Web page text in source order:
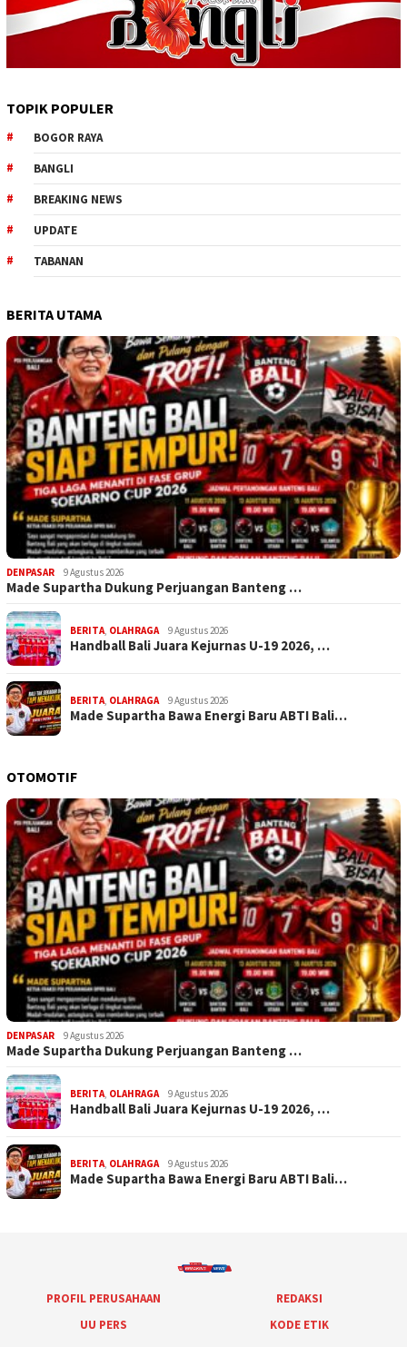
TOPIK POPULER
BOGOR RAYA
BANGLI
BREAKING NEWS
UPDATE
TABANAN
BERITA UTAMA
DENPASAR 9 Agustus 2026
Made Supartha Dukung Perjuangan Banteng …
BERITA, OLAHRAGA 9 Agustus 2026
Handball Bali Juara Kejurnas U-19 2026, …
BERITA, OLAHRAGA 9 Agustus 2026
Made Supartha Bawa Energi Baru ABTI Bali…
OTOMOTIF
DENPASAR 9 Agustus 2026
Made Supartha Dukung Perjuangan Banteng …
BERITA, OLAHRAGA 9 Agustus 2026
Handball Bali Juara Kejurnas U-19 2026, …
BERITA, OLAHRAGA 9 Agustus 2026
Made Supartha Bawa Energi Baru ABTI Bali…
PROFIL PERUSAHAAN
REDAKSI
UU PERS
KODE ETIK